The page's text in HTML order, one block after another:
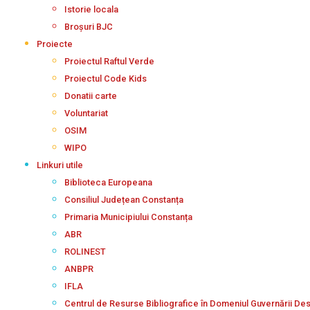
Istorie locala
Broșuri BJC
Proiecte
Proiectul Raftul Verde
Proiectul Code Kids
Donatii carte
Voluntariat
OSIM
WIPO
Linkuri utile
Biblioteca Europeana
Consiliul Județean Constanța
Primaria Municipiului Constanța
ABR
ROLINEST
ANBPR
IFLA
Centrul de Resurse Bibliografice în Domeniul Guvernării